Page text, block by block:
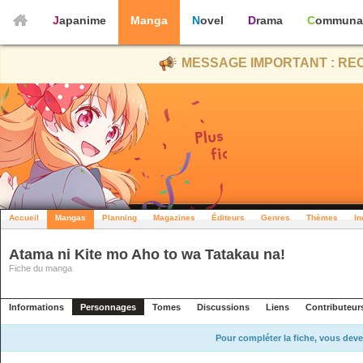
Japanime Manga Novel Drama
MESSAGE IMPORTANT :
Accueil Mangas Planning Magazines Éditeurs Genres Thèmes
Atama ni Kite mo Aho to wa Tatakau na!
Fiche du manga
Informations Personnages Tomes Discussions Liens
Pour compléter la fiche, vous